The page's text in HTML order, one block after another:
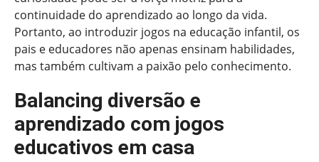
continuidade do aprendizado ao longo da vida.
Portanto, ao introduzir jogos na educação infantil, os
pais e educadores não apenas ensinam habilidades,
mas também cultivam a paixão pelo conhecimento.
Balancing diversão e
aprendizado com jogos
educativos em casa